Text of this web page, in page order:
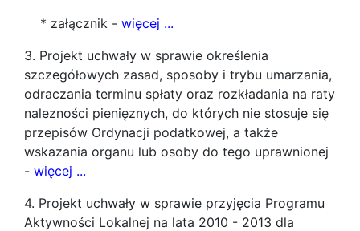
* załącznik - więcej ...
3. Projekt uchwały w sprawie określenia
szczegółowych zasad, sposoby i trybu umarzania,
odraczania terminu spłaty oraz rozkładania na raty
nalezności pienięznych, do których nie stosuje się
przepisów Ordynacji podatkowej, a także
wskazania organu lub osoby do tego uprawnionej
- więcej ...
4. Projekt uchwały w sprawie przyjęcia Programu
Aktywności Lokalnej na lata 2010 - 2013 dla